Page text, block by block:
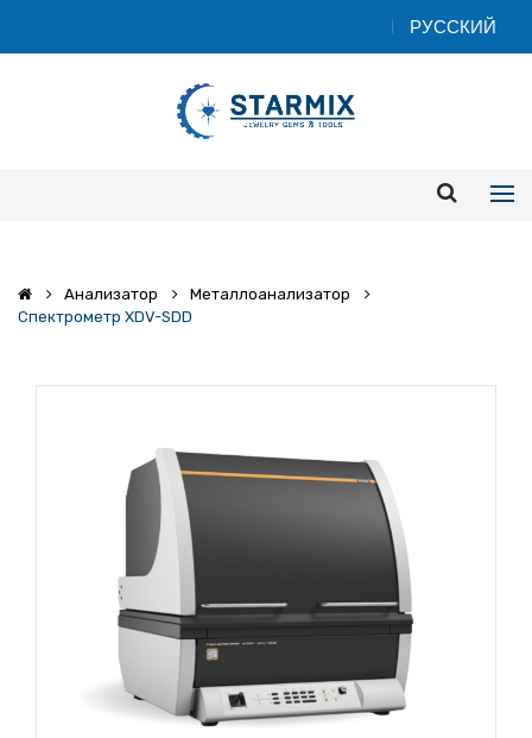
Анализатор
Металлоанализатор
Спектрометр XDV-SDD